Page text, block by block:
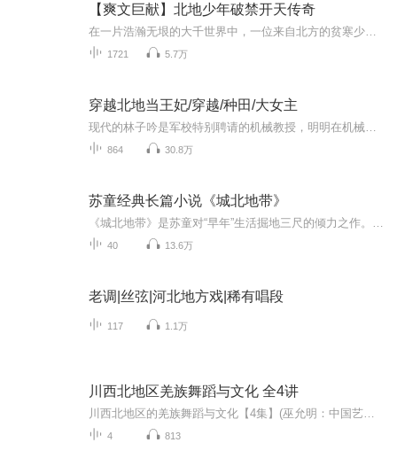
【爽文巨献】北地少年破禁开天传奇
1721 5.7万
穿越北地当王妃/穿越/种田/大女主
864 30.8万
苏童经典长篇小说《城北地带》
40 13.6万
老调|丝弦|河北地方戏|稀有唱段
117 1.1万
川西北地区羌族舞蹈与文化 全4讲
4 813